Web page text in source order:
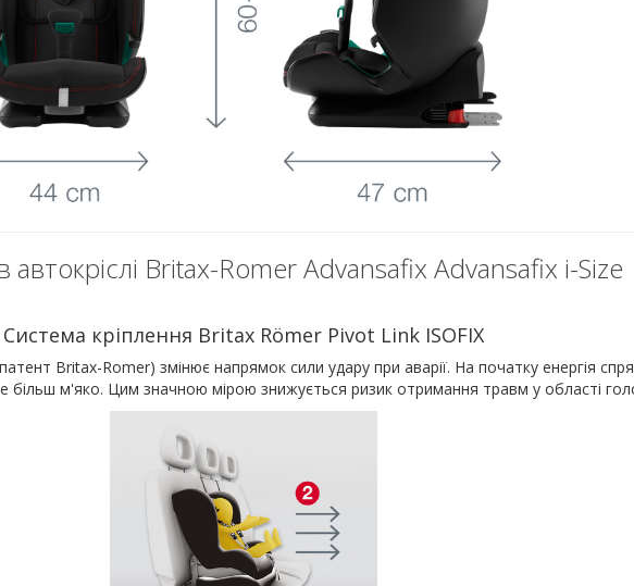
автокріслі Britax-Romer Advansafix Advansafix i-Size
Система кріплення Britax Römer Pivot Link ISOFIX
Britax-Romer) змінює напрямок сили удару при аварії. На початку енергія
більш м'яко. Цим значною мірою знижується ризик отримання травм у області